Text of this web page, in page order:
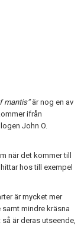
mantis”är nog en av
ifrån
John O.
när det kommer till
hos till exempel
är mycket mer
mindre kräsna
är deras utseende,